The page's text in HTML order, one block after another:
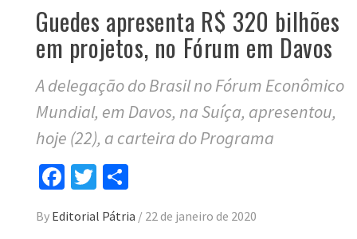
Guedes apresenta R$ 320 bilhões
em projetos, no Fórum em Davos
A delegação do Brasil no Fórum Econômico
Mundial, em Davos, na Suíça, apresentou,
hoje (22), a carteira do Programa
Facebook
Twitter
By Editorial Pátria / 22 de janeiro de 2020